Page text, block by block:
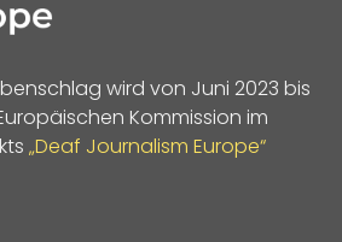
wird von Juni 2023 bis
Kommission im
„Deaf Journalism Europe“